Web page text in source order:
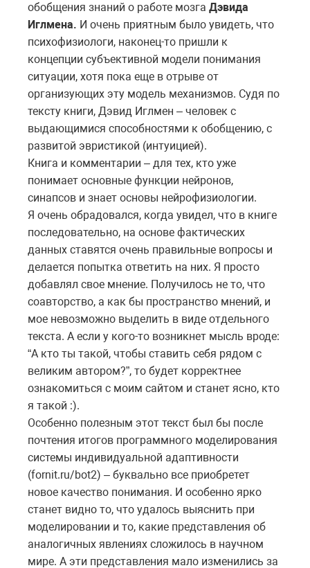
обобщения знаний о работе мозга Дэвида
Иглмена. И очень приятным было увидеть, что
психофизиологи, наконец-то пришли к
концепции субъективной модели понимания
ситуации, хотя пока еще в отрыве от
организующих эту модель механизмов. Судя по
тексту книги, Дэвид Иглмен – человек с
выдающимися способностями к обобщению, с
развитой эвристикой (интуицией).
Книга и комментарии – для тех, кто уже
понимает основные функции нейронов,
синапсов и знает основы нейрофизиологии.
Я очень обрадовался, когда увидел, что в книге
последовательно, на основе фактических
данных ставятся очень правильные вопросы и
делается попытка ответить на них. Я просто
добавлял свое мнение. Получилось не то, что
соавторство, а как бы пространство мнений, и
мое невозможно выделить в виде отдельного
текста. А если у кого-то возникнет мысль вроде:
“А кто ты такой, чтобы ставить себя рядом с
великим автором?”, то будет корректнее
ознакомиться с моим сайтом и станет ясно, кто
я такой :).
Особенно полезным этот текст был бы после
почтения итогов программного моделирования
системы индивидуальной адаптивности
(fornit.ru/bot2) – буквально все приобретет
новое качество понимания. И особенно ярко
станет видно то, что удалось выяснить при
моделировании и то, какие представления об
аналогичных явлениях сложилось в научном
мире. А эти представления мало изменились за